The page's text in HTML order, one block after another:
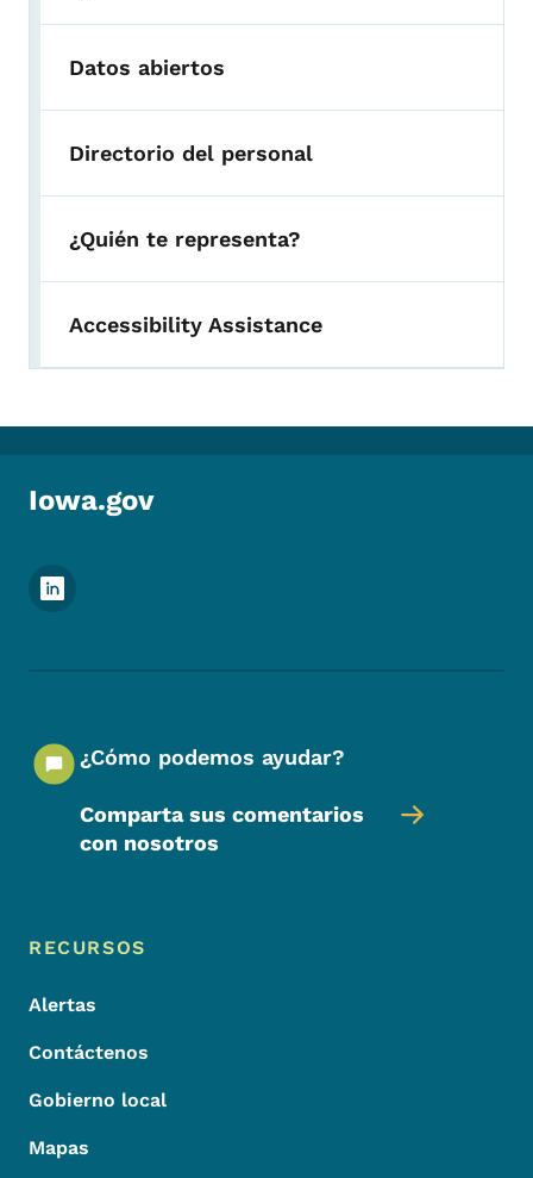
Datos abiertos
Directorio del personal
¿Quién te representa?
Accessibility Assistance
Iowa.gov
Menú de redes sociales del pie de página
¿Cómo podemos ayudar?
Comparta sus comentarios
con nosotros
Menú de pie de página
Footer
RECURSOS
Alertas
Contáctenos
Gobierno local
Mapas